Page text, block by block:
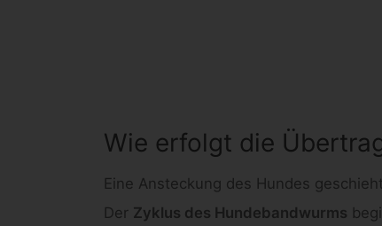
Wie erfolgt die
Eine Ansteckung des Hundes
Der Zyklus des Hundebandwurms